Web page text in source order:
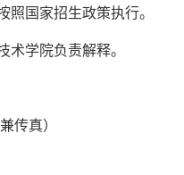
照国家招生政策执行。
术学院负责解释。
传真）